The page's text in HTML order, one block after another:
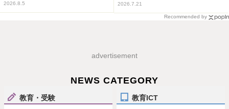
2026.8.5 2026.7.21
Recommended by
advertisement
NEWS CATEGORY
教育・受験 教育ICT